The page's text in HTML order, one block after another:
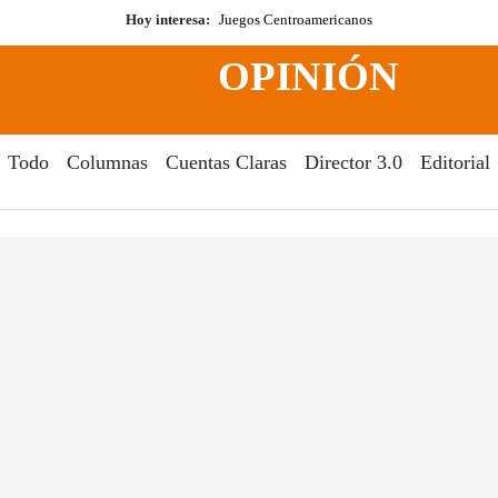
Hoy interesa: Juegos Centroamericanos
OPINIÓN
Todo Columnas Cuentas Claras Director 3.0 Editorial